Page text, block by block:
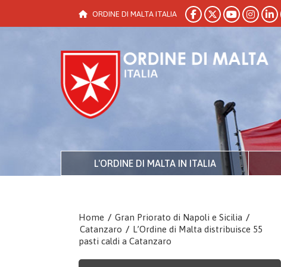
ORDINE DI MALTA ITALIA
L'ORDINE DI MALTA IN ITALIA
Home / Gran Priorato di Napoli e Sicilia /
Catanzaro / L’Ordine di Malta distribuisce 55
pasti caldi a Catanzaro